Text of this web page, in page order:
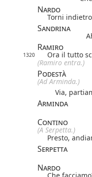
Nardo
Torni
Sandrina
Ramiro
1320
Ora il tutto
(Ramiro entra.)
Podestà
(Ad Arminda.)
Via,
Arminda
Contino
(A Serpetta.)
Presto,
Serpetta
Nardo